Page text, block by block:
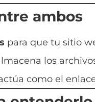
ambos
para que tu sitio
los
como el